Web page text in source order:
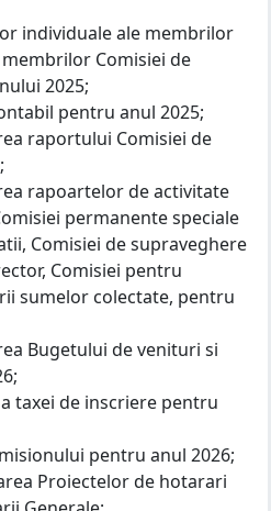
individuale ale membrilor
Comisiei de
2025;
pentru anul 2025;
raportului Comisiei de
rapoartelor de activitate
permanente speciale
Comisiei de supraveghere
Comisiei pentru
sumelor colectate, pentru
Bugetului de venituri si
taxei de inscriere pentru
pentru anul 2026;
Proiectelor de hotarari